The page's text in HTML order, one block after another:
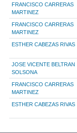
FRANCISCO CARRERAS
MARTINEZ
FRANCISCO CARRERAS
MARTINEZ
ESTHER CABEZAS RIVAS
JOSE VICENTE BELTRAN
SOLSONA
FRANCISCO CARRERAS
MARTINEZ
ESTHER CABEZAS RIVAS